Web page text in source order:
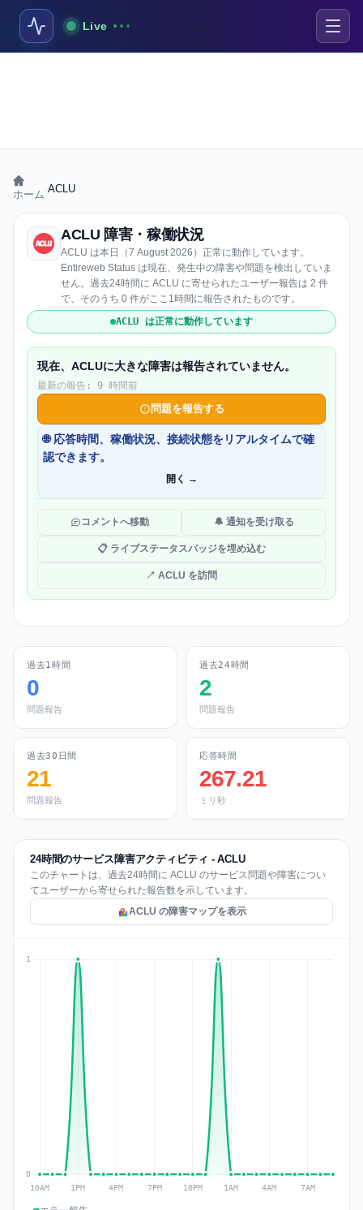
Live
ホーム ACLU
ACLU 障害・稼働状況
ACLU は本日（7 August 2026）正常に動作しています。
Entireweb Status は現在、発生中の障害や問題を検出していま
せん。過去24時間に ACLU に寄せられたユーザー報告は 2 件
で、そのうち 0 件がここ1時間に報告されたものです。
ACLU は正常に動作しています
現在、ACLUに大きな障害は報告されていません。
最新の報告: 9 時間前
問題を報告する
🌐 応答時間、稼働状況、接続状態をリアルタイムで確
認できます。
開く →
コメントへ移動 🔔 通知を受け取る
📋 ライブステータスバッジを埋め込む
↗ ACLU を訪問
過去1時間
0
問題報告
過去24時間
2
問題報告
過去30日間
21
問題報告
応答時間
267.21
ミリ秒
24時間のサービス障害アクティビティ - ACLU
このチャートは、過去24時間に ACLU のサービス問題や障害につい
てユーザーから寄せられた報告数を示しています。
ACLU の障害マップを表示